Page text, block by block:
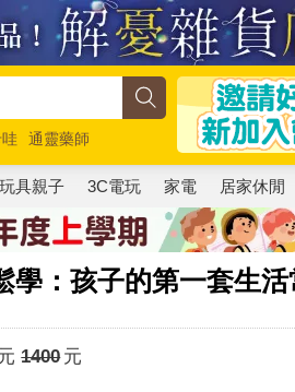
通靈藥師
玩具親子 3C電玩 家電 居家休閒
學：孩子的第一套生
1400元